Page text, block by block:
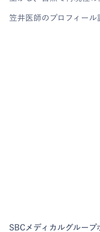
笠井医師のプロフィール
SBCメディカルグループ